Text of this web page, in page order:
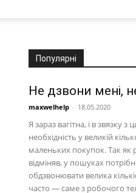
Популярні
Не дзвони мені,
maxwelhelp - 18.05.2020
Я зараз вагітна, і в звязку з
необхідність у великій
маленьких покупок. Так як
відміняв, у пошуках
обдзвонювати велика
часто — саме з робочого